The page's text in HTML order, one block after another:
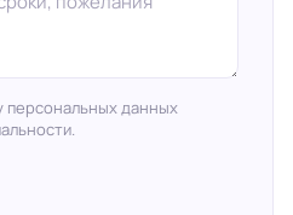
персональных данных